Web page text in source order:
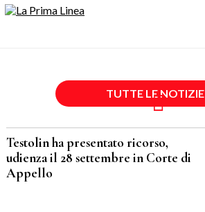
TUTTE LE NOTIZIE
Testolin ha presentato ricorso,
udienza il 28 settembre in Corte di
Appello